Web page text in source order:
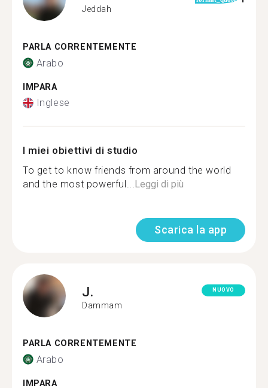
Jeddah
PARLA CORRENTEMENTE
Arabo
IMPARA
Inglese
I miei obiettivi di studio
To get to know friends from around the world
and the most powerful...Leggi di più
Scarica la app
J.
Dammam
NUOVO
PARLA CORRENTEMENTE
Arabo
IMPARA